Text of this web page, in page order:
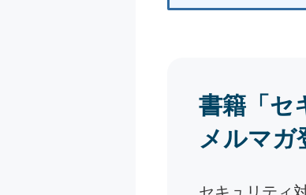
書籍「セ
メルマガ